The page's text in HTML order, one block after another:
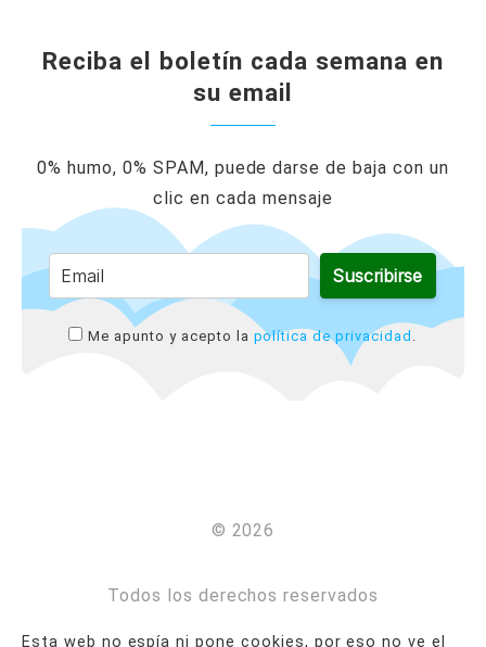
Reciba el boletín cada semana en
su email
0% humo, 0% SPAM, puede darse de baja con un
clic en cada mensaje
Suscribirse
Me apunto y acepto la política de privacidad .
© 2026
Todos los derechos reservados
Esta web no espía ni pone cookies, por eso no ve el